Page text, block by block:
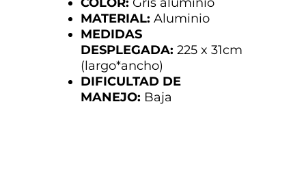
MATERIAL: Aluminio
MEDIDAS
DESPLEGADA: 225 x 31cm
(largo*ancho)
DIFICULTAD DE
MANEJO: Baja